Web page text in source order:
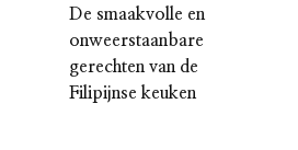
De smaakvolle en
onweerstaanbare
gerechten van de
Filipijnse keuken